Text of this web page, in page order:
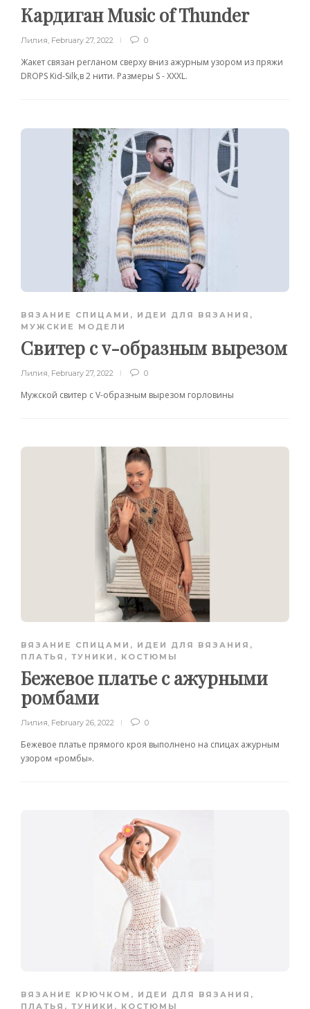
Кардиган Music of Thunder
Лилия, February 27, 2022 0
Жакет связан регланом сверху вниз ажурным узором из пряжи
DROPS Kid-Silk,в 2 нити. Размеры S - XXXL.
ВЯЗАНИЕ СПИЦАМИ , ИДЕИ ДЛЯ ВЯЗАНИЯ ,
МУЖСКИЕ МОДЕЛИ
Свитер с v-образным вырезом
Лилия, February 27, 2022 0
Мужской свитер с V-образным вырезом горловины
ВЯЗАНИЕ СПИЦАМИ , ИДЕИ ДЛЯ ВЯЗАНИЯ ,
ПЛАТЬЯ, ТУНИКИ, КОСТЮМЫ
Бежевое платье с ажурными
ромбами
Лилия February 26, 2022 0
Бежевое платье прямого кроя выполнено на спицах ажурным
узором «ромбы».
ВЯЗАНИЕ КРЮЧКОМ , ИДЕИ ДЛЯ ВЯЗАНИЯ ,
ПЛАТЬЯ, ТУНИКИ, КОСТЮМЫ